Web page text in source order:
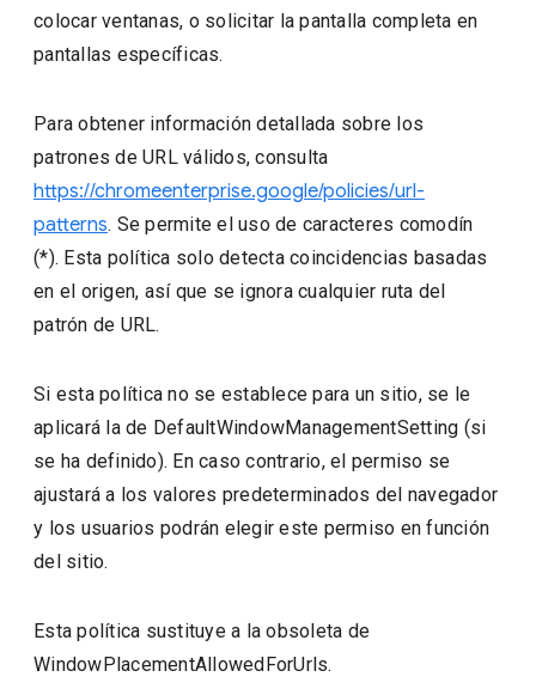
colocar ventanas, o solicitar la pantalla completa en
pantallas específicas.
Para obtener información detallada sobre los
patrones de URL válidos, consulta
https://chromeenterprise.google/policies/url-
patterns. Se permite el uso de caracteres comodín
(*). Esta política solo detecta coincidencias basadas
en el origen, así que se ignora cualquier ruta del
patrón de URL.
Si esta política no se establece para un sitio, se le
aplicará la de DefaultWindowManagementSetting (si
se ha definido). En caso contrario, el permiso se
ajustará a los valores predeterminados del navegador
y los usuarios podrán elegir este permiso en función
del sitio.
Esta política sustituye a la obsoleta de
WindowPlacementAllowedForUrls.